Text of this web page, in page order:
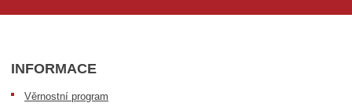
INFORMACE
Věrnostní program